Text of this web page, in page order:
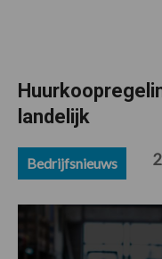
landelijk
Bedrijfsnieuws